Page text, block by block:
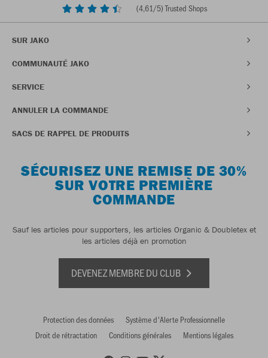
(4,61/5) Trusted Shops
SUR JAKO
COMMUNAUTÉ JAKO
SERVICE
ANNULER LA COMMANDE
SACS DE RAPPEL DE PRODUITS
SÉCURISEZ UNE REMISE DE 30%
SUR VOTRE PREMIÈRE
COMMANDE
Sauf les articles pour supporters, les articles Organic & Doubletex et
les articles déjà en promotion
DEVENEZ MEMBRE DU CLUB
Protection des données
Système d'Alerte Professionnelle
Droit de rétractation
Conditions générales Mentions légales